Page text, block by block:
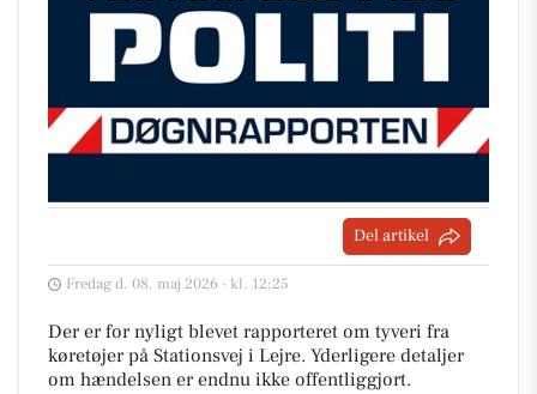
Del artikel
Fredag d. 08. maj 2026 - kl. 12:25
Der er for nyligt blevet rapporteret om tyveri fra
køretøjer på Stationsvej i Lejre. Yderligere detaljer
om hændelsen er endnu ikke offentliggjort.